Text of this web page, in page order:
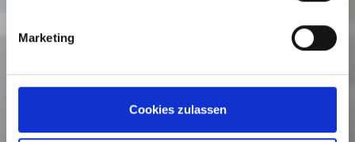
Marketing
Cookies zulassen